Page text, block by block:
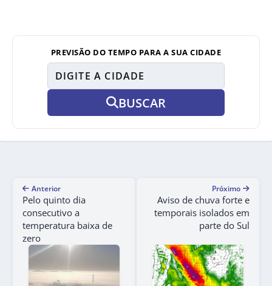
PREVISÃO DO TEMPO PARA A SUA CIDADE
BUSCAR
Anterior
Pelo quinto dia
consecutivo a
temperatura baixa de
zero
Próximo
Aviso de chuva forte e
temporais isolados em
parte do Sul